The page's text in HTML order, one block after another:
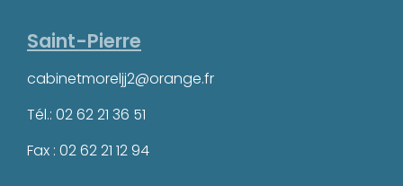
Saint-Pierre
cabinetmoreljj2@orange.fr
Tél.: 02 62 21 36 51
Fax : 02 62 21 12 94